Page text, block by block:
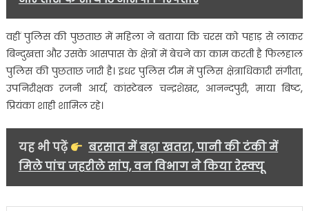
वहीं पुलिस की पुछताछ में महिला ने बताया कि चरस को पहाड़ से लाकर
बिन्दुखत्ता और उसके आसपास के क्षेत्रों में बेचने का काम करती है फिलहाल
पुलिस की पुछताछ जारी है। इधर पुलिस टीम में पुलिस क्षेत्राधिकारी संगीता,
उपनिरीक्षक रजनी आर्य, कांस्टेबल चन्द्रशेखर, आनन्दपुरी, माया बिष्ट,
प्रियंका शाही शामिल रहे।
यह भी पढ़ें
बरसात में बढ़ा खतरा, पानी की टंकी में
मिले पांच जहरीले सांप, वन विभाग ने किया रेस्क्यू